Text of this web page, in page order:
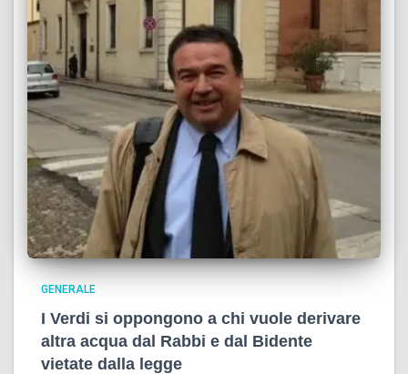
GENERALE
I Verdi si oppongono a chi vuole derivare
altra acqua dal Rabbi e dal Bidente
vietate dalla legge